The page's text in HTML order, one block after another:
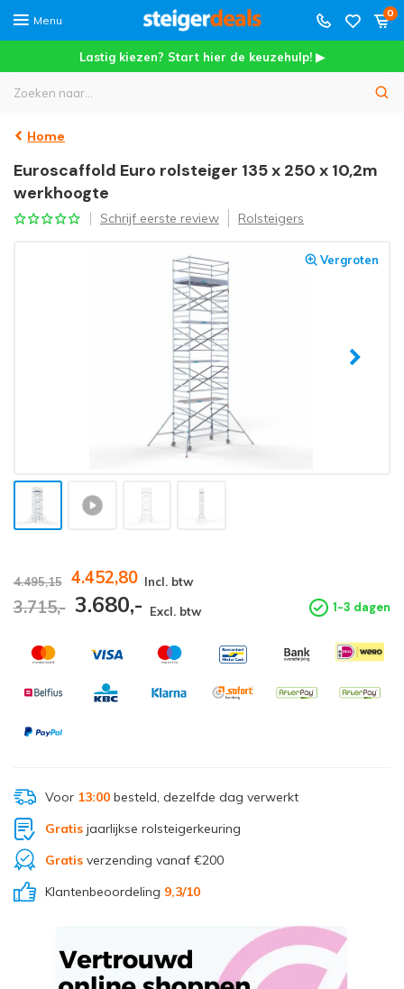
Menu
0
Lastig kiezen? Start hier de keuzehulp! ▶
Home
Euroscaffold Euro rolsteiger 135 x 250 x 10,2m
werkhoogte
Schrijf eerste review Rolsteigers
Vergroten
4.495,15 4.452,80 Incl. btw
3.715,- 3.680,- Excl. btw 1-3 dagen
Voor 13:00besteld, dezelfde dag verwerkt
Gratisjaarlijkse rolsteigerkeuring
Gratisverzending vanaf €200
Klantenbeoordeling 9,3/10